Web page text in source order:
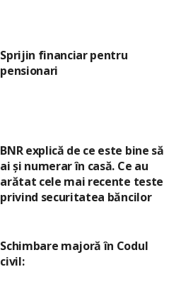
Sprijin financiar pentru
pensionari
BNR explică de ce este bine să
ai și numerar în casă. Ce au
arătat cele mai recente teste
privind securitatea băncilor
Schimbare majoră în Codul
civil: